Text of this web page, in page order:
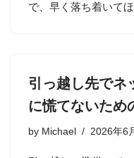
で、早く落ち着いて
引っ越し先でネ
に慌てないため
by Michael 2026年6